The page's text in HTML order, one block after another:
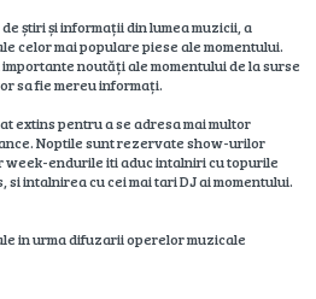
știri și informații din lumea muzicii, a
celor mai populare piese ale momentului.
noutăți ale momentului de la surse
sa fie mereu informați.
extins pentru a se adresa mai multor
Noptile sunt rezervate show-urilor
week-endurile iti aduc intalniri cu topurile
intalnirea cu cei mai tari DJ ai momentului.
in urma difuzarii operelor muzicale